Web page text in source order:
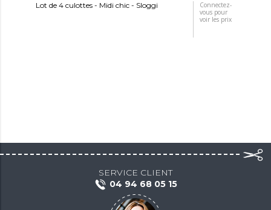
Lot de 4 culottes - Midi chic - Sloggi
Connectez-
vous pour
voir les prix
SERVICE CLIENT
04 94 68 05 15